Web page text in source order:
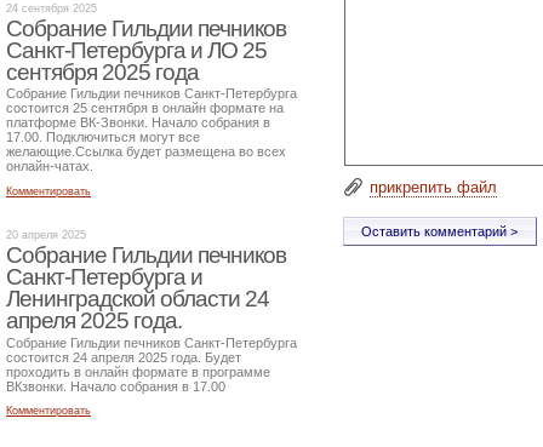
прикрепить файл
24 сентября 2025
Собрание Гильдии печников
Санкт-Петербурга и ЛО 25
сентября 2025 года
Собрание Гильдии печников Санкт-Петербурга
состоится 25 сентября в онлайн формате на
платформе ВК-Звонки. Начало собрания в
17.00. Подключиться могут все
желающие.Ссылка будет размещена во всех
онлайн-чатах.
Комментировать
20 апреля 2025
Собрание Гильдии печников
Санкт-Петербурга и
Ленинградской области 24
апреля 2025 года.
Собрание Гильдии печников Санкт-Петербурга
состоится 24 апреля 2025 года. Будет
проходить в онлайн формате в программе
ВКзвонки. Начало собрания в 17.00
Комментировать